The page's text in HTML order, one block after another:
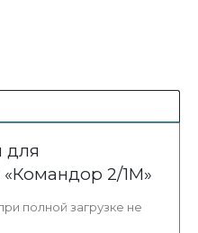
для
2/1М»
полной загрузке не